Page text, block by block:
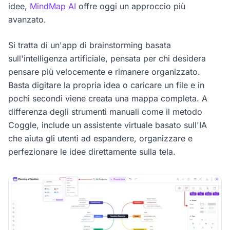
idee, MindMap AI offre oggi un approccio più
avanzato.
Si tratta di un'app di brainstorming basata
sull'intelligenza artificiale, pensata per chi desidera
pensare più velocemente e rimanere organizzato.
Basta digitare la propria idea o caricare un file e in
pochi secondi viene creata una mappa completa. A
differenza degli strumenti manuali come il metodo
Coggle, include un assistente virtuale basato sull'IA
che aiuta gli utenti ad espandere, organizzare e
perfezionare le idee direttamente sulla tela.